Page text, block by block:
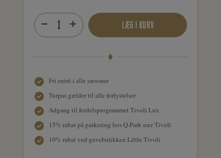
LÆG I KURV
Fri entré i alle sæsoner
Turpas gælder til alle forlystelser
Adgang til fordelsprogrammet Tivoli Lux
15% rabat på parkering hos Q-Park nær Tivoli
10% rabat ved gavebutikken Little Tivoli